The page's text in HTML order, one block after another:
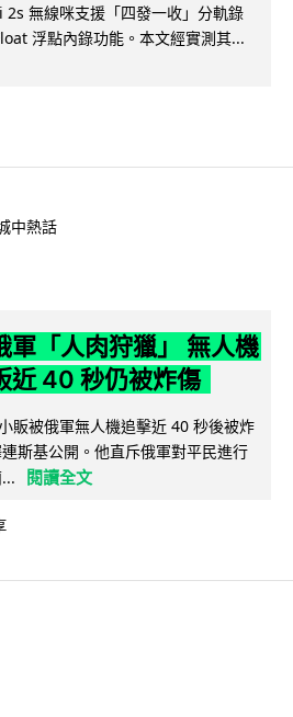
無線咪支援「四發一收」分軌錄
浮點內錄功能。本文經實測其...
中熱話
軍「人肉狩獵」 無人機
近 40 秒仍被炸傷
販被俄軍無人機追擊近 40 秒後被炸
斯基公開。他直斥俄軍對平民進行
閱讀全文